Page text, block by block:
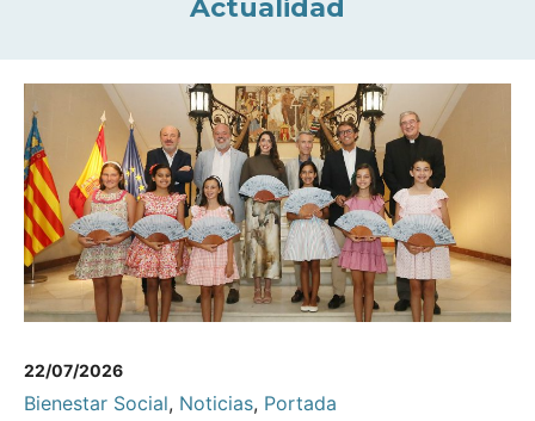
Actualidad
22/07/2026
Bienestar Social, Noticias, Portada